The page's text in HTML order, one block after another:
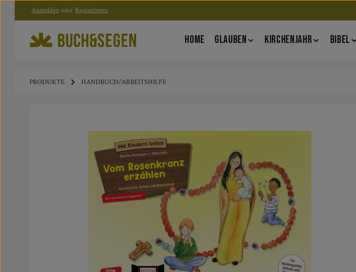
Zum Hauptinhalt springen
Zur Hauptnavigation springen
Anmelden oder Registrieren
HOME GLAUBEN KIRCHENJAHR BIBEL
PRODUKTE HANDBUCH/ARBEITSHILFE